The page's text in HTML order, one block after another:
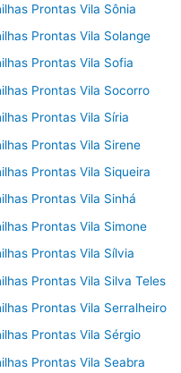
Prontas Vila Sônia
Prontas Vila Solange
Prontas Vila Sofia
Prontas Vila Socorro
Prontas Vila Síria
Prontas Vila Sirene
Prontas Vila Siqueira
Prontas Vila Sinhá
Prontas Vila Simone
Prontas Vila Sílvia
Prontas Vila Silva Teles
Prontas Vila Serralheiro
Prontas Vila Sérgio
Prontas Vila Seabra